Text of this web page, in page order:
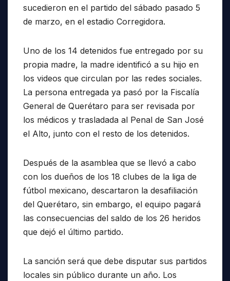
sucedieron en el partido del sábado pasado 5
de marzo, en el estadio Corregidora.
Uno de los 14 detenidos fue entregado por su
propia madre, la madre identificó a su hijo en
los videos que circulan por las redes sociales.
La persona entregada ya pasó por la Fiscalía
General de Querétaro para ser revisada por
los médicos y trasladada al Penal de San José
el Alto, junto con el resto de los detenidos.
Después de la asamblea que se llevó a cabo
con los dueños de los 18 clubes de la liga de
fútbol mexicano, descartaron la desafiliación
del Querétaro, sin embargo, el equipo pagará
las consecuencias del saldo de los 26 heridos
que dejó el último partido.
La sanción será que debe disputar sus partidos
locales sin público durante un año. Los